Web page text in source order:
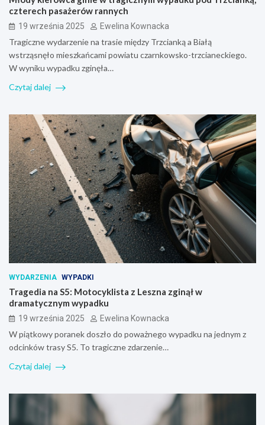
czterech pasażerów rannych
19 września 2025 Ewelina Kownacka
Tragiczne wydarzenie na trasie między Trzcianką a Białą
wstrząsnęło mieszkańcami powiatu czarnkowsko-trzcianeckiego.
W wyniku wypadku zginęła…
Czytaj dalej
WYDARZENIA WYPADKI
Tragedia na S5: Motocyklista z Leszna zginął w
dramatycznym wypadku
19 września 2025 Ewelina Kownacka
W piątkowy poranek doszło do poważnego wypadku na jednym z
odcinków trasy S5. To tragiczne zdarzenie…
Czytaj dalej